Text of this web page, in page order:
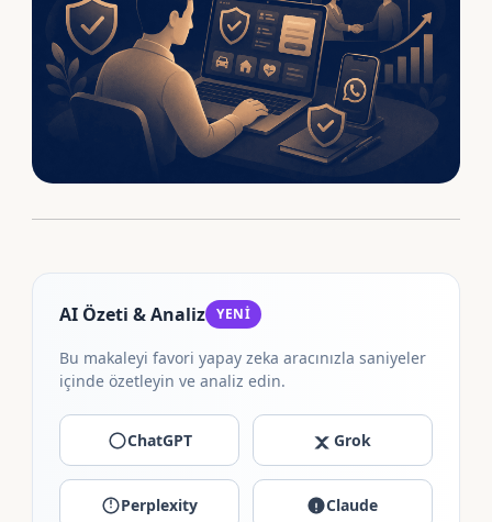
AI Özeti & Analiz YENİ
Bu makaleyi favori yapay zeka aracınızla saniyeler
içinde özetleyin ve analiz edin.
ChatGPT Grok
Perplexity Claude